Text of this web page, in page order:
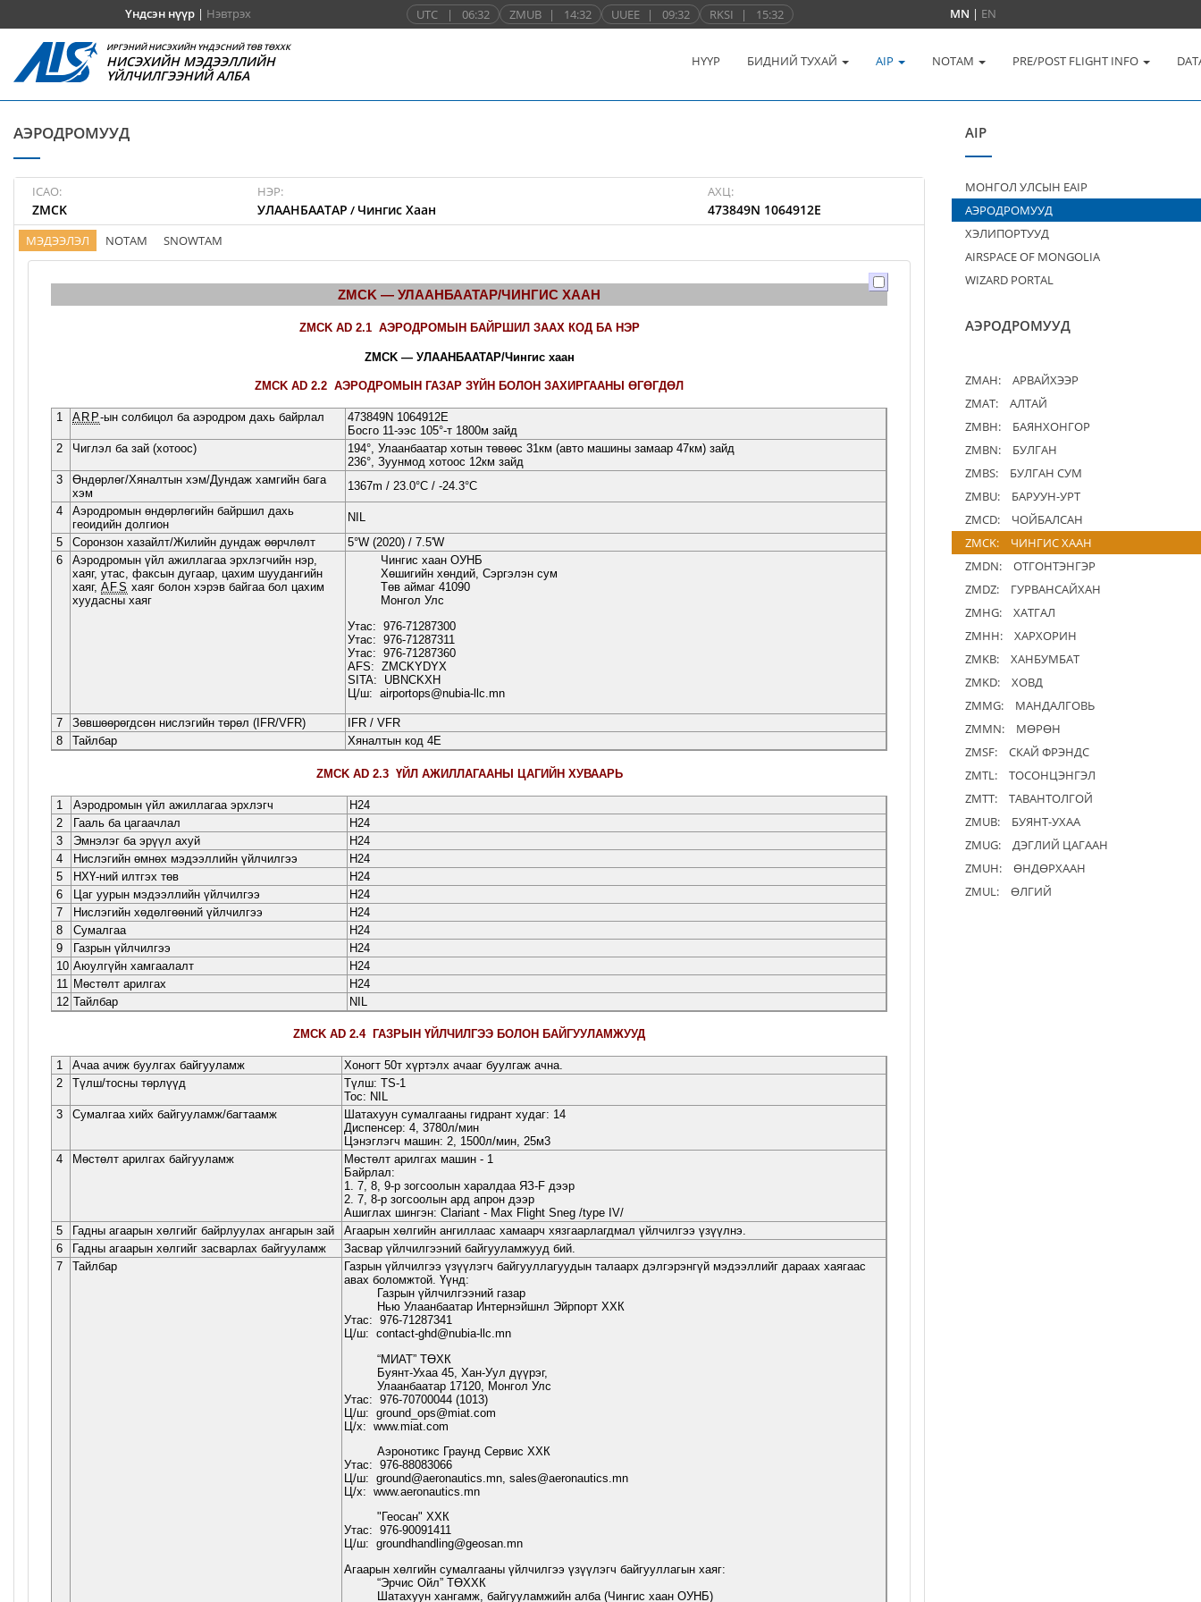
Үндсэн нүүр| Нэвтрэх UTC | 06:32 ZMUB | 14:32 UUEE | 09:32 RKSI | 15:32 MN | EN
ИРГЭНИЙ НИСЭХИЙН ҮНДЭСНИЙ ТӨВ ТӨХХК
НИСЭХИЙН МЭДЭЭЛЛИЙН
ҮЙЛЧИЛГЭЭНИЙ АЛБА
НҮҮР БИДНИЙ ТУХАЙ AIP NOTAM PRE/POST FLIGHT INFO
АЭРОДРОМУУД
ICAO:
ZMCK
НЭР:
УЛААНБААТАР / Чингис Хаан
АХЦ:
473849N 1064912E
МЭДЭЭЛЭЛ NOTAM SNOWTAM
AIP
МОНГОЛ УЛСЫН EAIP
АЭРОДРОМУУД
ХЭЛИПОРТУУД
AIRSPACE OF MONGOLIA
WIZARD PORTAL
АЭРОДРОМУУД
ZMAH:
АРВАЙХЭЭР
ZMAT:
АЛТАЙ
ZMBH:
БАЯНХОНГОР
ZMBN:
БУЛГАН
ZMBS:
БУЛГАН СУМ
ZMBU:
БАРУУН-УРТ
ZMCD:
ЧОЙБАЛСАН
ZMCK:
ЧИНГИС ХААН
ZMDN:
ОТГОНТЭНГЭР
ZMDZ:
ГУРВАНСАЙХАН
ZMHG:
ХАТГАЛ
ZMHH:
ХАРХОРИН
ZMKB:
ХАНБУМБАТ
ZMKD:
ХОВД
ZMMG:
МАНДАЛГОВЬ
ZMMN:
МӨРӨН
ZMSF:
СКАЙ ФРЭНДС
ZMTL:
ТОСОНЦЭНГЭЛ
ZMTT:
ТАВАНТОЛГОЙ
ZMUB:
БУЯНТ-УХАА
ZMUG:
ДЭГЛИЙ ЦАГААН
ZMUH:
ӨНДӨРХААН
ZMUL:
ӨЛГИЙ